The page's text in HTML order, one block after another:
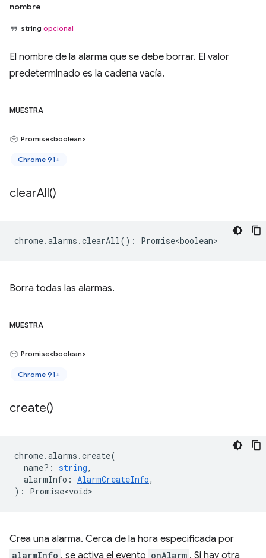
nombre
string opcional
El nombre de la alarma que se debe borrar. El valor
predeterminado es la cadena vacía.
MUESTRA
Promise<boolean>
Chrome 91+
clearAll()
chrome.alarms .clearAll() : Promise<boolean>
Borra todas las alarmas.
MUESTRA
Promise<boolean>
Chrome 91+
create()
chrome.alarms .create(
name? : string,
alarmInfo : AlarmCreateInfo,
) : Promise<void>
Crea una alarma. Cerca de la hora especificada por
alarmInfo , se activa el evento onAlarm . Si hay otra